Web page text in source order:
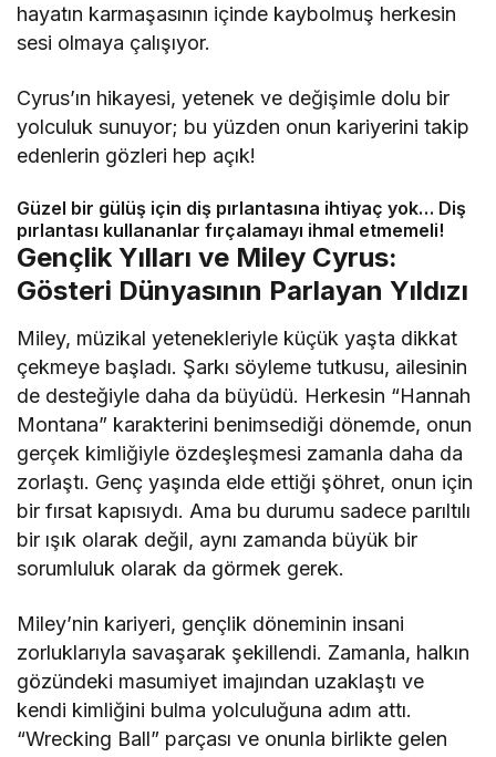
hayatın karmaşasının içinde kaybolmuş herkesin
sesi olmaya çalışıyor.
Cyrus’ın hikayesi, yetenek ve değişimle dolu bir
yolculuk sunuyor; bu yüzden onun kariyerini takip
edenlerin gözleri hep açık!
Güzel bir gülüş için diş pırlantasına ihtiyaç yok… Diş
pırlantası kullananlar fırçalamayı ihmal etmemeli!
Gençlik Yılları ve Miley Cyrus:
Gösteri Dünyasının Parlayan Yıldızı
Miley, müzikal yetenekleriyle küçük yaşta dikkat
çekmeye başladı. Şarkı söyleme tutkusu, ailesinin
de desteğiyle daha da büyüdü. Herkesin “Hannah
Montana” karakterini benimsediği dönemde, onun
gerçek kimliğiyle özdeşleşmesi zamanla daha da
zorlaştı. Genç yaşında elde ettiği şöhret, onun için
bir fırsat kapısıydı. Ama bu durumu sadece parıltılı
bir ışık olarak değil, aynı zamanda büyük bir
sorumluluk olarak da görmek gerek.
Miley’nin kariyeri, gençlik döneminin insani
zorluklarıyla savaşarak şekillendi. Zamanla, halkın
gözündeki masumiyet imajından uzaklaştı ve
kendi kimliğini bulma yolculuğuna adım attı.
“Wrecking Ball” parçası ve onunla birlikte gelen